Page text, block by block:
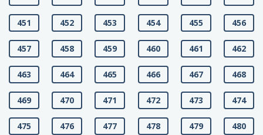
451 452 453 454 455 456
457 458 459 460 461 462
463 464 465 466 467 468
469 470 471 472 473 474
475 476 477 478 479 480